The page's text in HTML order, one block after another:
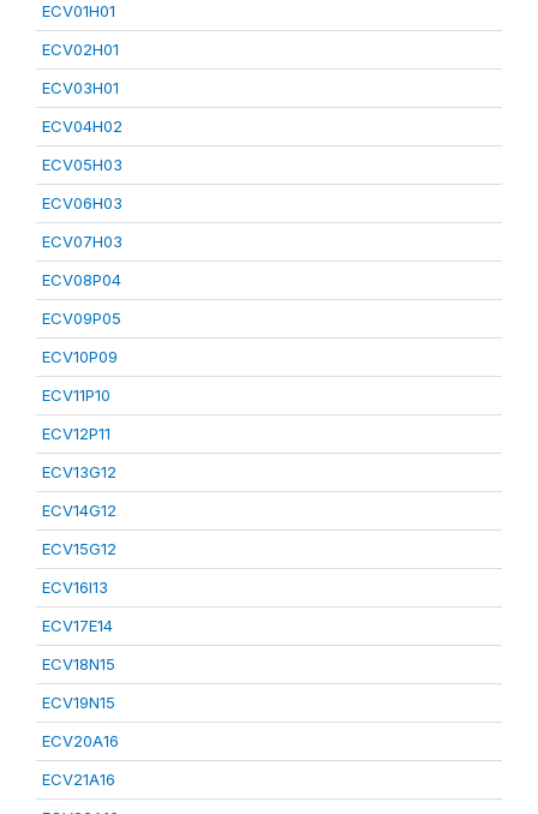
ECV01H01
ECV02H01
ECV03H01
ECV04H02
ECV05H03
ECV06H03
ECV07H03
ECV08P04
ECV09P05
ECV10P09
ECV11P10
ECV12P11
ECV13G12
ECV14G12
ECV15G12
ECV16I13
ECV17E14
ECV18N15
ECV19N15
ECV20A16
ECV21A16